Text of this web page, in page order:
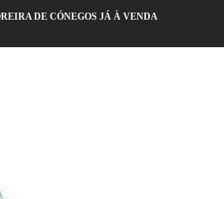
DE CÓNEGOS JÁ À VENDA